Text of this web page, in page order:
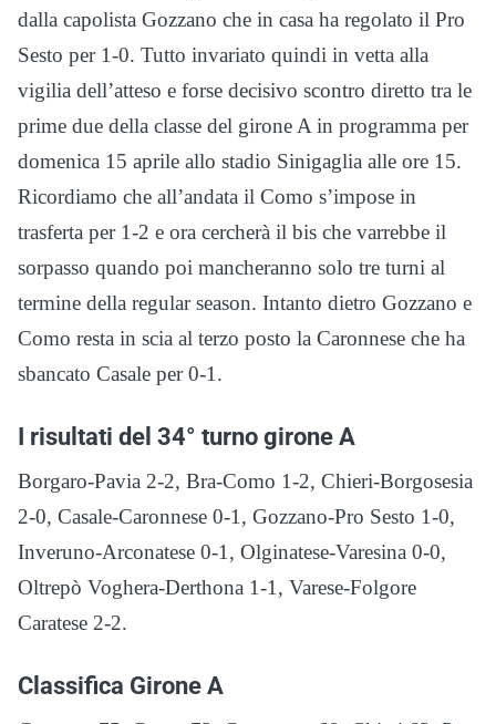
dalla capolista Gozzano che in casa ha regolato il Pro
Sesto per 1-0. Tutto invariato quindi in vetta alla
vigilia dell’atteso e forse decisivo scontro diretto tra le
prime due della classe del girone A in programma per
domenica 15 aprile allo stadio Sinigaglia alle ore 15.
Ricordiamo che all’andata il Como s’impose in
trasferta per 1-2 e ora cercherà il bis che varrebbe il
sorpasso quando poi mancheranno solo tre turni al
termine della regular season. Intanto dietro Gozzano e
Como resta in scia al terzo posto la Caronnese che ha
sbancato Casale per 0-1.
I risultati del 34° turno girone A
Borgaro-Pavia 2-2, Bra-Como 1-2, Chieri-Borgosesia
2-0, Casale-Caronnese 0-1, Gozzano-Pro Sesto 1-0,
Inveruno-Arconatese 0-1, Olginatese-Varesina 0-0,
Oltrepò Voghera-Derthona 1-1, Varese-Folgore
Caratese 2-2.
Classifica Girone A